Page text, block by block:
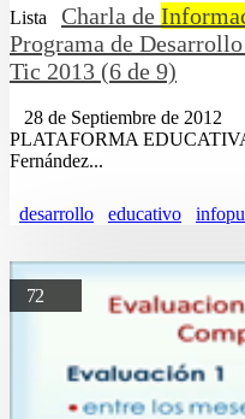
Lista Charla de
Programa de
Tic 2013 (6 de 9)
28 de Septiembre de 2012
PLATAFORMA
Fernández...
desarrollo educativo
72